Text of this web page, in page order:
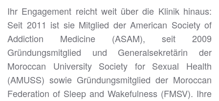
Ihr Engagement reicht weit über die Klinik hinaus:
Seit 2011 ist sie Mitglied der American Society of
Addiction Medicine (ASAM), seit 2009
Gründungsmitglied und Generalsekretärin der
Moroccan University Society for Sexual Health
(AMUSS) sowie Gründungsmitglied der Moroccan
Federation of Sleep and Wakefulness (FMSV). Ihre